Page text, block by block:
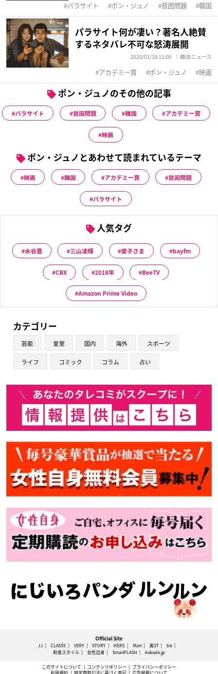
パラサイト ポン・ジュノ 貧困問題 韓国
パラサイト何が凄い？著名人絶賛
するネタバレ不可な怒涛展開
2020/01/18 11:00 韓流ニュース
アカデミー賞 ポン・ジュノ 映画
ポン・ジュノのその他の記事
パラサイト 貧困問題 韓国 アカデミー賞
映画
ポン・ジュノとあわせて読まれているテーマ
映画 韓国 アカデミー賞 貧困問題
パラサイト
人気タグ
水谷豊 三山凌輝 愛子さま bayfm
CBX 2018年 BeeTV
Amazon Prime Video
カテゴリー
芸能 皇室 国内 海外 スポーツ
ライフ コミック コラム 占い
Official Site
JJ CLASSY. VERY STORY HERS Mart 美ST
bis
和食スタイル
女性自身 SmartFLASH kokode.jp
このサイトについて コンテンツポリシー
プライバシーポリシー